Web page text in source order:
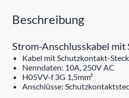
Beschreibung
Strom-Anschlusskabel
Kabel mit Schutzkontakt-
Nenndaten: 10A, 250V AC
H05VV-f 3G 1,5mm²
Anschlüsse: